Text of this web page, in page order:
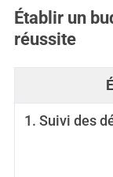
Établir un
réussite
1. Suivi des